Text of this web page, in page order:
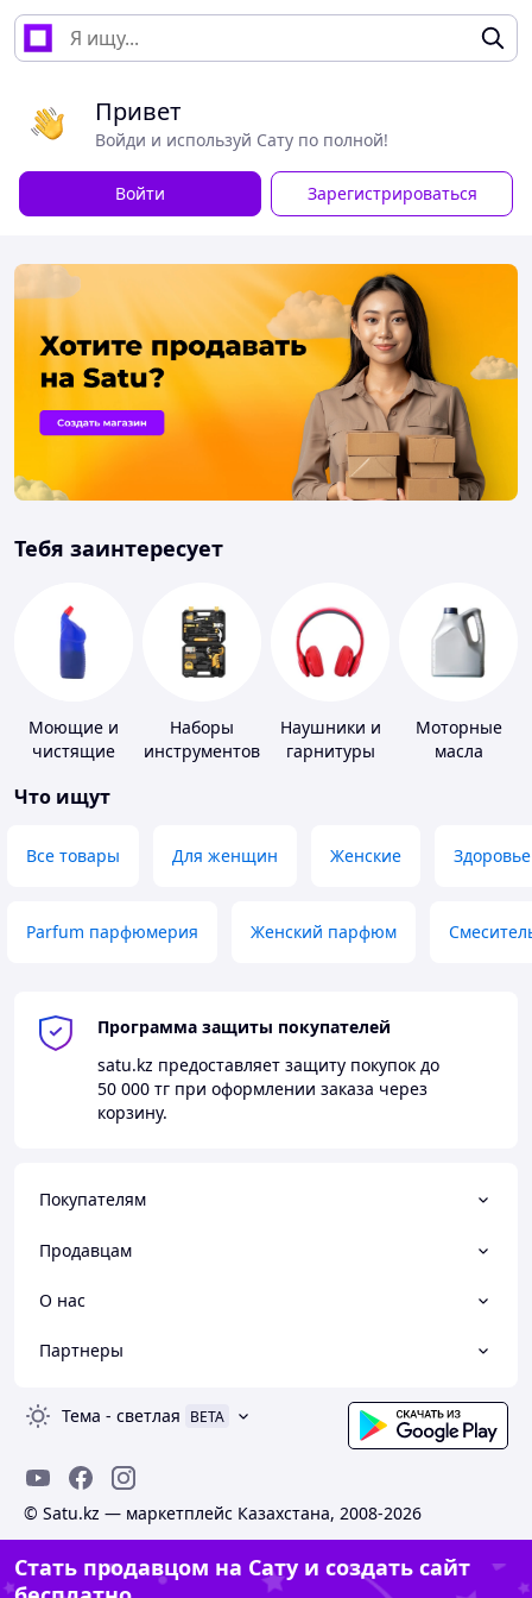
Привет
Войди и используй Сату по полной!
Войти Зарегистрироваться
Тебя заинтересует
Моющие и
чистящие
Наборы
инструментов
Наушники и
гарнитуры
Моторные
масла
Что ищут
Все товары Для женщин Женские Здоровье
Parfum парфюмерия Женский парфюм
Программа защиты покупателей
satu.kz предоставляет защиту покупок до
50 000 тг при оформлении заказа через
корзину.
Покупателям
Продавцам
О нас
Партнеры
Тема - светлая BETA
© Satu.kz — маркетплейс Казахстана, 2008-2026
Стать продавцом на Сату и создать сайт